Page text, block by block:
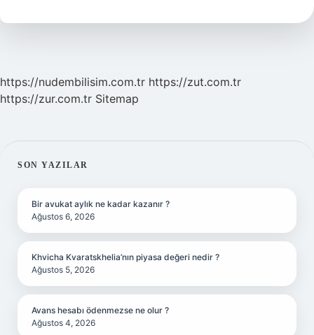
https://nudembilisim.com.tr https://zut.com.tr
https://zur.com.tr Sitemap
SIDEBAR
SON YAZILAR
Bir avukat aylık ne kadar kazanır ?
Ağustos 6, 2026
Khvicha Kvaratskhelia’nın piyasa değeri nedir ?
Ağustos 5, 2026
Avans hesabı ödenmezse ne olur ?
Ağustos 4, 2026